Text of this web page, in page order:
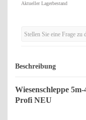
Aktueller Lagerbestand
Stellen Sie eine Frage zu
Beschreibung
Wiesenschleppe
Profi NEU